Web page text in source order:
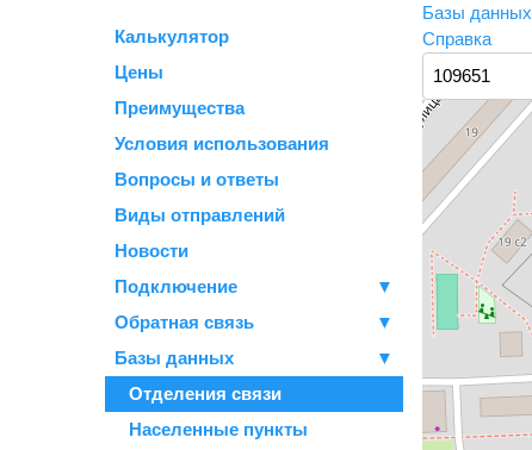
Калькулятор
Цены
Преимущества
Условия использования
Вопросы и ответы
Виды отправлений
Новости
Подключение
▼
Обратная связь
▼
Базы данных
▼
Отделения связи
Населенные пункты
Базы данных
Справка